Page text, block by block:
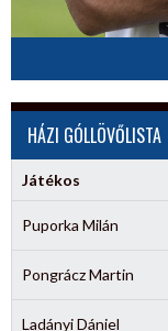
HÁZI GÓLLÖVŐLISTA
Játékos
Puporka Milán
Pongrácz Martin
Ladányi Dániel